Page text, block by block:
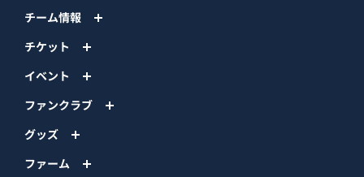
チーム情報
チケット
イベント
ファンクラブ
グッズ
ファーム